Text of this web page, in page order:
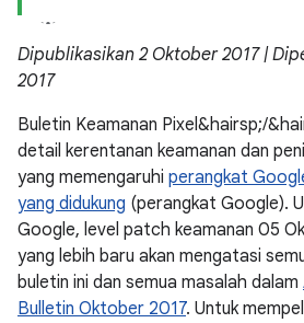
Dipublikasikan 2 Oktober 2017 |
2017
Buletin Keamanan Pixel&hairsp;/
detail kerentanan keamanan dan
yang memengaruhi perangkat
yang didukung (perangkat Google).
Google, level patch keamanan 05
yang lebih baru akan mengatasi
buletin ini dan semua masalah dalam
Bulletin Oktober 2017. Untuk